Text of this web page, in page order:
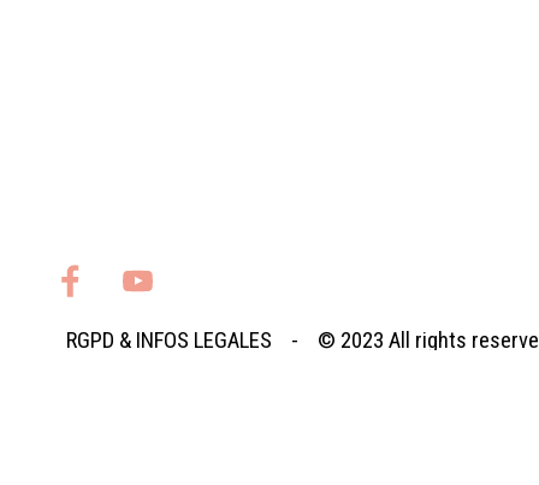
RGPD & INFOS LEGALES - © 2023 All rights